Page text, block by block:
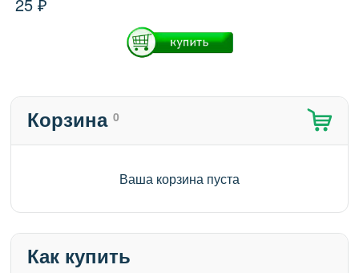
Корзина0
Ваша корзина пуста
Как купить